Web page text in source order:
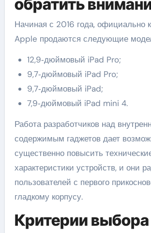
обратить
Начиная с 2016 года, официально
Apple продаются следующие
12,9‑дюймовый iPad Pro;
9,7‑дюймовый iPad Pro;
9,7‑дюймовый iPad;
7,9‑дюймовый iPad mini 4.
Работа разработчиков над
содержимым гаджетов дает
существенно повысить
характеристики устройств, и они
пользователей с первого
гладкому корпусу.
Критерии выбора